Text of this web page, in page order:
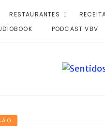
RESTAURANTES
PODCAST VBV